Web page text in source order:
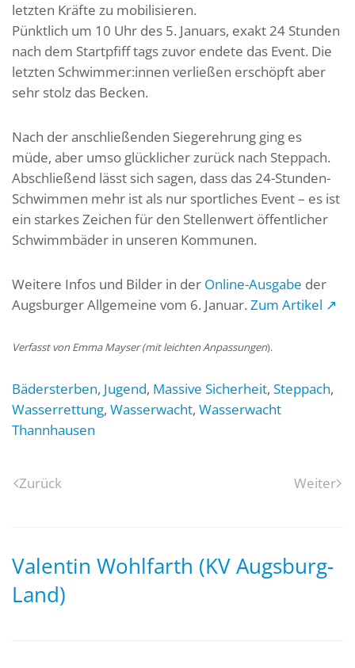
letzten Kräfte zu mobilisieren.
Pünktlich um 10 Uhr des 5. Januars, exakt 24 Stunden
nach dem Startpfiff tags zuvor endete das Event. Die
letzten Schwimmer:innen verließen erschöpft aber
sehr stolz das Becken.
Nach der anschließenden Siegerehrung ging es
müde, aber umso glücklicher zurück nach Steppach.
Abschließend lässt sich sagen, dass das 24-Stunden-
Schwimmen mehr ist als nur sportliches Event – es ist
ein starkes Zeichen für den Stellenwert öffentlicher
Schwimmbäder in unseren Kommunen.
Weitere Infos und Bilder in der Online-Ausgabe der
Augsburger Allgemeine vom 6. Januar. Zum Artikel ↗
Verfasst von Emma Mayser (mit leichten Anpassungen).
Bädersterben, Jugend, Massive Sicherheit, Steppach,
Wasserrettung, Wasserwacht, Wasserwacht
Thannhausen
Zurück Weiter
Valentin Wohlfarth (KV Augsburg-
Land)